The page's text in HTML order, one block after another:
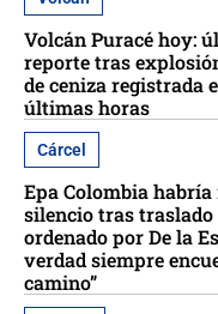
Volcán Puracé hoy:
reporte tras
de ceniza registrada
últimas horas
Cárcel
Epa Colombia
silencio tras traslado
ordenado por De la
verdad siempre
camino”